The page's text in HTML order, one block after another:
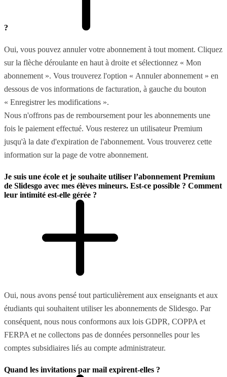
?
Oui, vous pouvez annuler votre abonnement à tout moment. Cliquez
sur la flèche déroulante en haut à droite et sélectionnez « Mon
abonnement ». Vous trouverez l'option « Annuler abonnement » en
dessous de vos informations de facturation, à gauche du bouton
« Enregistrer les modifications ».
Nous n'offrons pas de remboursement pour les abonnements une
fois le paiement effectué. Vous resterez un utilisateur Premium
jusqu'à la date d'expiration de l'abonnement. Vous trouverez cette
information sur la page de votre abonnement.
Je suis une école et je souhaite utiliser l’abonnement Premium
de Slidesgo avec mes élèves mineurs. Est-ce possible ? Comment
leur intimité est-elle gérée ?
Oui, nous avons pensé tout particulièrement aux enseignants et aux
étudiants qui souhaitent utiliser les abonnements de Slidesgo. Par
conséquent, nous nous conformons aux lois GDPR, COPPA et
FERPA et ne collectons pas de données personnelles pour les
comptes subsidiaires liés au compte administrateur.
Quand les invitations par mail expirent-elles ?